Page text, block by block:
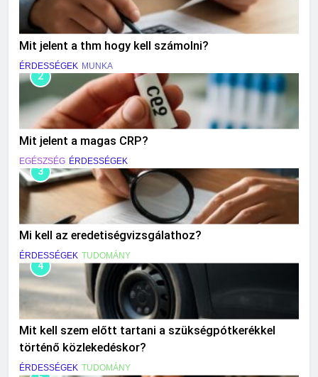
Mit jelent a thm hogy kell számolni?
ÉRDESSÉGEK MUNKA
2
Mit jelent a magas CRP?
EGÉSZSÉG ÉRDESSÉGEK
3
Mi kell az eredetiségvizsgálathoz?
ÉRDESSÉGEK TUDOMÁNY
4
Mit kell szem előtt tartani a szükségpótkerékkel
történő közlekedéskor?
ÉRDESSÉGEK TUDOMÁNY